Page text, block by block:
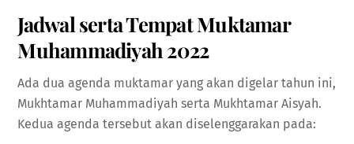
Jadwal serta TempatMuktamar
Muhammadiyah 2022
Ada dua agenda muktamar yang akan digelar tahun ini,
Mukhtamar Muhammadiyah serta Mukhtamar Aisyah.
Kedua agenda tersebut akan diselenggarakan pada: